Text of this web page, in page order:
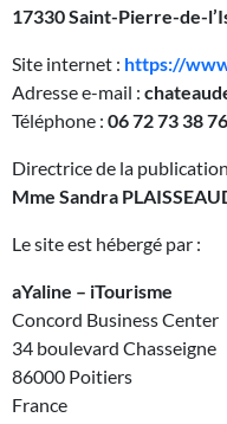
17330 Saint-Pierre-de-
Site internet : https://
Adresse e-mail :
Téléphone : 06 72 73 38 76
Directrice de la
Mme Sandra
Le site est hébergé par :
aYaline – iTourisme
Concord Business Center
34 boulevard Chasseigne
86000 Poitiers
France